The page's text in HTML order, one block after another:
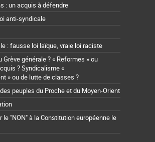
: un acquis à défendre
anti-syndicale
: fausse loi laïque, vraie loi raciste
Grève générale ? « Reformes » ou
? Syndicalisme «
» ou de lutte de classes ?
peuples du Proche et du Moyen-Orient
le "NON" à la Constitution européenne le